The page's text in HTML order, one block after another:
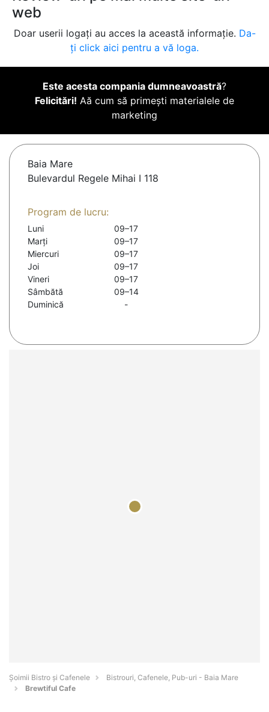
web
Doar userii logați au acces la această informație. Da-
ți click aici pentru a vă loga.
Este acesta compania dumneavoastră?
Felicitări! Aă cum să primești materialele de
marketing
Baia Mare
Bulevardul Regele Mihai I 118
Program de lucru:
Luni
09–17
Marți
09–17
Miercuri
09–17
Joi
09–17
Vineri
09–17
Sâmbătă
09–14
Duminică
-
Șoimii Bistro și Cafenele
Bistrouri, Cafenele, Pub-uri - Baia Mare
Brewtiful Cafe